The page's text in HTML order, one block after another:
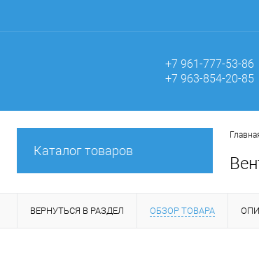
+7 961-777-53-86
+7 963-854-20-85
Каталог товаров
ВЕРНУТЬСЯ В РАЗДЕЛ ОБЗОР ТОВАРА